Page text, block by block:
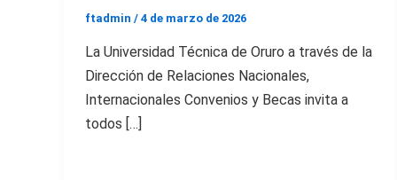
ftadmin / 4 de marzo de 2026
La Universidad Técnica de Oruro a través de la
Dirección de Relaciones Nacionales,
Internacionales Convenios y Becas invita a
todos […]